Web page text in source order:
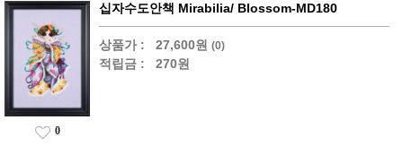
십자수도안책 Mirabilia/ Blossom-MD180
상품가 : 27,600원 (0)
적립금 : 270원
0